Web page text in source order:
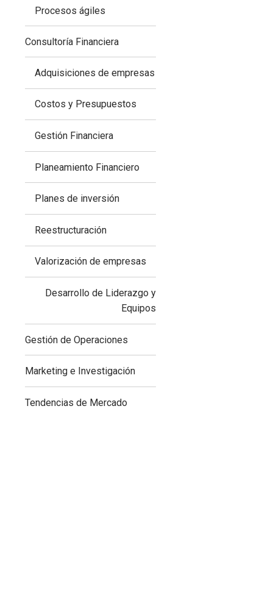
Procesos ágiles
Consultoría Financiera
Adquisiciones de empresas
Costos y Presupuestos
Gestión Financiera
Planeamiento Financiero
Planes de inversión
Reestructuración
Valorización de empresas
Desarrollo de Liderazgo y
Equipos
Gestión de Operaciones
Marketing e Investigación
Tendencias de Mercado